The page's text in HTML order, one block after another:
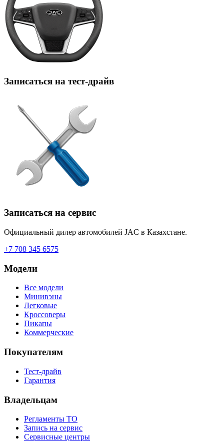
Записаться на тест-драйв
Записаться на сервис
Официальный дилер автомобилей JAC в Казахстане.
+7 708 345 6575
Модели
Все модели
Минивэны
Легковые
Кроссоверы
Пикапы
Коммерческие
Покупателям
Тест-драйв
Гарантия
Владельцам
Регламенты ТО
Запись на сервис
Сервисные центры